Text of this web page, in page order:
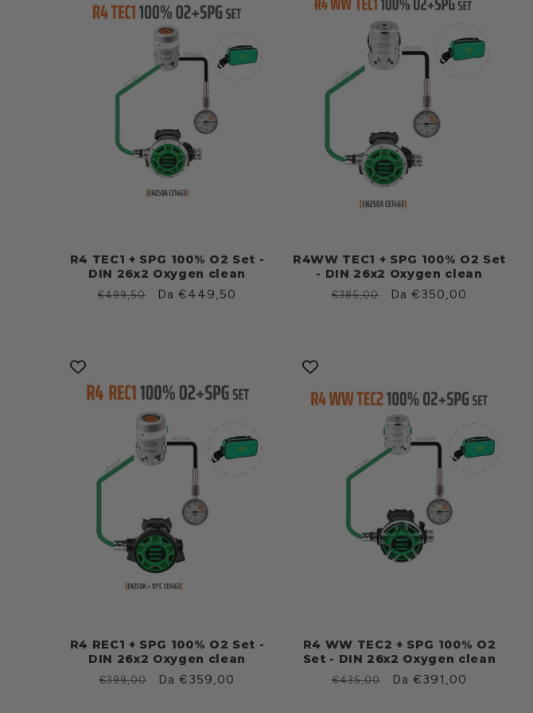
R4 TEC1 + SPG 100% O2 Set -
DIN 26x2 Oxygen clean
Prezzo
€499,50
Prezzo
Da €449,50
R4WW TEC1 + SPG 100% O2 Set
- DIN 26x2 Oxygen clean
Prezzo
€385,00
Prezzo
Da €350,00
R4 REC1 + SPG 100% O2 Set -
DIN 26x2 Oxygen clean
Prezzo
€399,00
Prezzo
Da €359,00
R4 WW TEC2 + SPG 100% O2
Set - DIN 26x2 Oxygen clean
Prezzo
€435,00
Prezzo
Da €391,00